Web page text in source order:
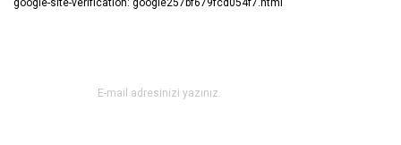
google-site-verification: google257bf679fcd054f7.html